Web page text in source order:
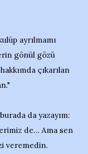
ayrılmamı
gönül gözü
çıkarılan
da yazayım:
de... Ama sen
veremedin.